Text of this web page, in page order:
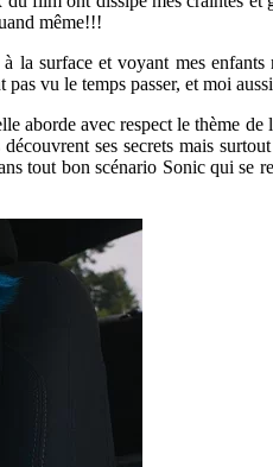
même!!!
la surface et voyant mes
vu le temps passer, et moi
aborde avec respect le thème
ses secrets mais
tout bon scénario Sonic qui